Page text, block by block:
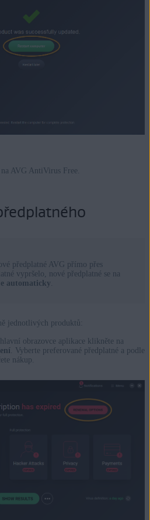
AVG AntiVirus Free.
předplatné AVG přímo přes
vypršelo, nové předplatné se na
automaticky
jednotlivých produktů:
hlavní obrazovce aplikace klikněte na
. Vyberte preferované předplatné a podle
nákup.